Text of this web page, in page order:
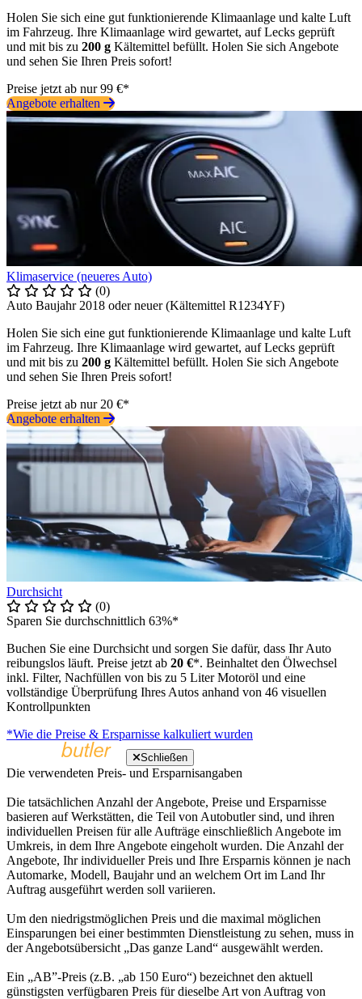
Holen Sie sich eine gut funktionierende Klimaanlage und kalte Luft
im Fahrzeug. Ihre Klimaanlage wird gewartet, auf Lecks geprüft
und mit bis zu 200 g Kältemittel befüllt. Holen Sie sich Angebote
und sehen Sie Ihren Preis sofort!
Preise jetzt ab nur 99 €*
Angebote erhalten
Klimaservice (neueres Auto)
(0)
Auto Baujahr 2018 oder neuer (Kältemittel R1234YF)
Holen Sie sich eine gut funktionierende Klimaanlage und kalte Luft
im Fahrzeug. Ihre Klimaanlage wird gewartet, auf Lecks geprüft
und mit bis zu 200 g Kältemittel befüllt. Holen Sie sich Angebote
und sehen Sie Ihren Preis sofort!
Preise jetzt ab nur 20 €*
Angebote erhalten
Durchsicht
(0)
Sparen Sie durchschnittlich 63%*
Buchen Sie eine Durchsicht und sorgen Sie dafür, dass Ihr Auto
reibungslos läuft. Preise jetzt ab 20 €*. Beinhaltet den Ölwechsel
inkl. Filter, Nachfüllen von bis zu 5 Liter Motoröl und eine
vollständige Überprüfung Ihres Autos anhand von 46 visuellen
Kontrollpunkten
*Wie die Preise & Ersparnisse kalkuliert wurden
Schließen
Die verwendeten Preis- und Ersparnisangaben
Die tatsächlichen Anzahl der Angebote, Preise und Ersparnisse
basieren auf Werkstätten, die Teil von Autobutler sind, und ihren
individuellen Preisen für alle Aufträge einschließlich Angebote im
Umkreis, in dem Ihre Angebote eingeholt wurden. Die Anzahl der
Angebote, Ihr individueller Preis und Ihre Ersparnis können je nach
Automarke, Modell, Baujahr und an welchem Ort im Land Ihr
Auftrag ausgeführt werden soll variieren.
Um den niedrigstmöglichen Preis und die maximal möglichen
Einsparungen bei einer bestimmten Dienstleistung zu sehen, muss in
der Angebotsübersicht „Das ganze Land“ ausgewählt werden.
Ein „AB”-Preis (z.B. „ab 150 Euro“) bezeichnet den aktuell
günstigsten verfügbaren Preis für dieselbe Art von Auftrag von